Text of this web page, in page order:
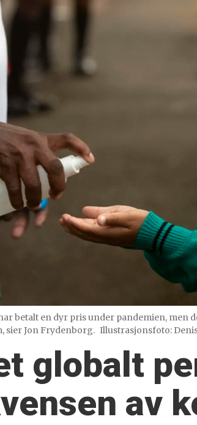
betalt en dyr pris under pandemien,
sier Jon Frydenborg. Illustrasjonsfoto:
globalt
av